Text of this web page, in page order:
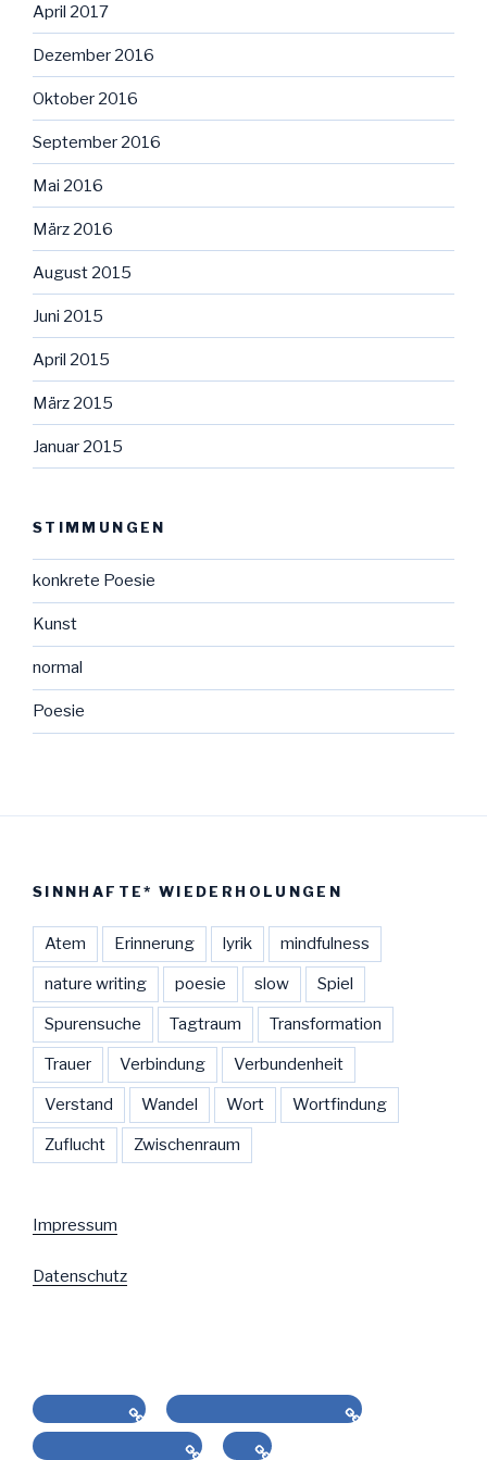
April 2017
Dezember 2016
Oktober 2016
September 2016
Mai 2016
März 2016
August 2015
Juni 2015
April 2015
März 2015
Januar 2015
STIMMUNGEN
konkrete Poesie
Kunst
normal
Poesie
SINNHAFTE* WIEDERHOLUNGEN
Atem Erinnerung lyrik mindfulness
nature writing poesie slow Spiel
Spurensuche Tagtraum Transformation
Trauer Verbindung Verbundenheit
Verstand Wandel Wort Wortfindung
Zuflucht Zwischenraum
Impressum
Datenschutz
slow poetry
gezeichnete Sprache
starre Bildsprache
Vita